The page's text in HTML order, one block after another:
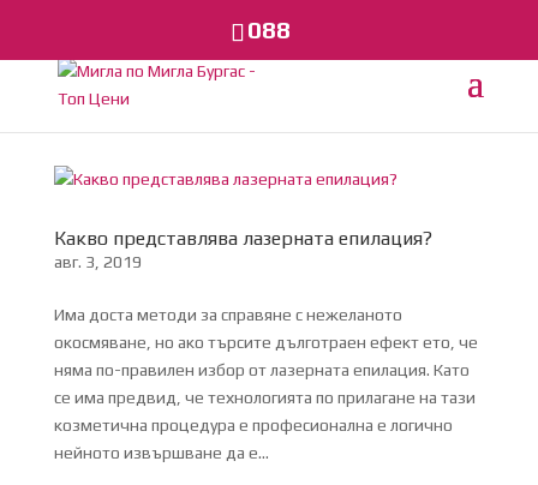
088
Какво представлява лазерната епилация?
авг. 3, 2019
Има доста методи за справяне с нежеланото
окосмяване, но ако търсите дълготраен ефект ето, че
няма по-правилен избор от лазерната епилация. Като
се има предвид, че технологията по прилагане на тази
козметична процедура е професионална е логично
нейното извършване да е...